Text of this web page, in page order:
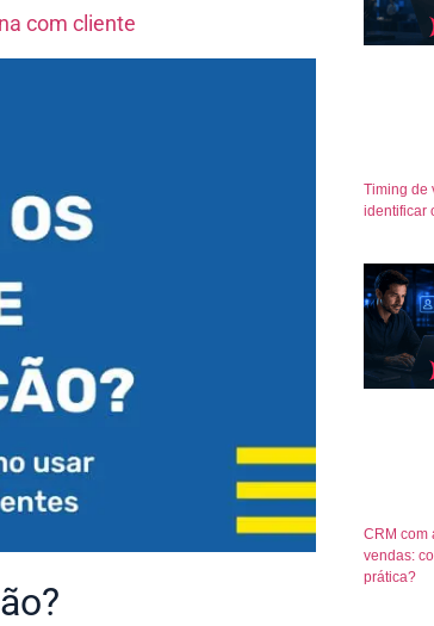
com cliente
Timing de
identificar
CRM com
vendas:
prática?